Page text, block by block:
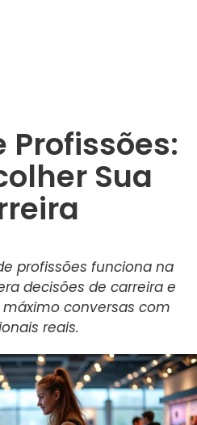
Profissões:
Sua
profissões funciona na
decisões de carreira e
conversas com
reais.